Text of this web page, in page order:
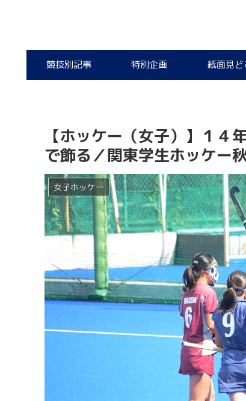
競技別記事 特別企画 紙面見ど
【ホッケー（女子）】１４
で飾る／関東学生ホッケー
女子ホッケー